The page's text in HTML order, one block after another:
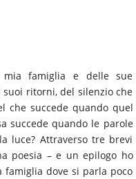
famiglia e delle sue
ritorni, del silenzio che
che succede quando quel
succede quando le parole
luce? Attraverso tre brevi
poesia – e un epilogo ho
dove si parla poco